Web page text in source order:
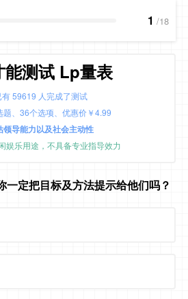
1/18
能测试 Lp量表
有 59619 人完成了测试
题、36个选项、优惠价￥4.99
领导能力以及社会主动性
娱乐用途，不具备专业指导效力
一定把目标及方法提示给他们吗？